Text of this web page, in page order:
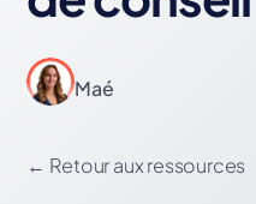
Maé
← Retour aux ressources